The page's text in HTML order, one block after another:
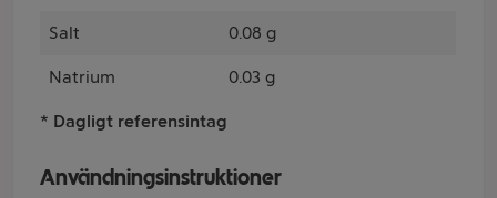
Salt 0.08 g
Natrium 0.03 g
* Dagligt referensintag
Användningsinstruktioner